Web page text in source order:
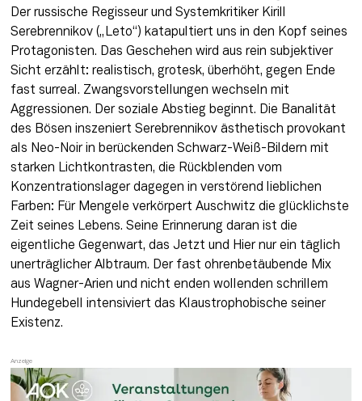
Der russische Regisseur und Systemkritiker Kirill
Serebrennikov („Leto“) katapultiert uns in den Kopf seines
Protagonisten. Das Geschehen wird aus rein subjektiver
Sicht erzählt: realistisch, grotesk, überhöht, gegen Ende
fast surreal. Zwangsvorstellungen wechseln mit
Aggressionen. Der soziale Abstieg beginnt. Die Banalität
des Bösen inszeniert Serebrennikov ästhetisch provokant
als Neo-Noir in berückenden Schwarz-Weiß-Bildern mit
starken Lichtkontrasten, die Rückblenden vom
Konzentrationslager dagegen in verstörend lieblichen
Farben: Für Mengele verkörpert Auschwitz die glücklichste
Zeit seines Lebens. Seine Erinnerung daran ist die
eigentliche Gegenwart, das Jetzt und Hier nur ein täglich
unerträglicher Albtraum. Der fast ohrenbetäubende Mix
aus Wagner-Arien und nicht enden wollenden schrillem
Hundegebell intensiviert das Klaustrophobische seiner
Existenz.